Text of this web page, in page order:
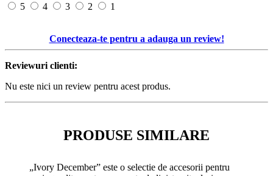
5
4 3 2 1
Conecteaza-te pentru a adauga un review!
Reviewuri clienti:
Nu este nici un review pentru acest produs.
PRODUSE SIMILARE
„Ivory December” este o selectie de accesorii pentru